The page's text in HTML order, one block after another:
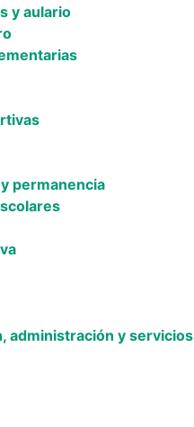
y aulario
permanencia
administración y servicios